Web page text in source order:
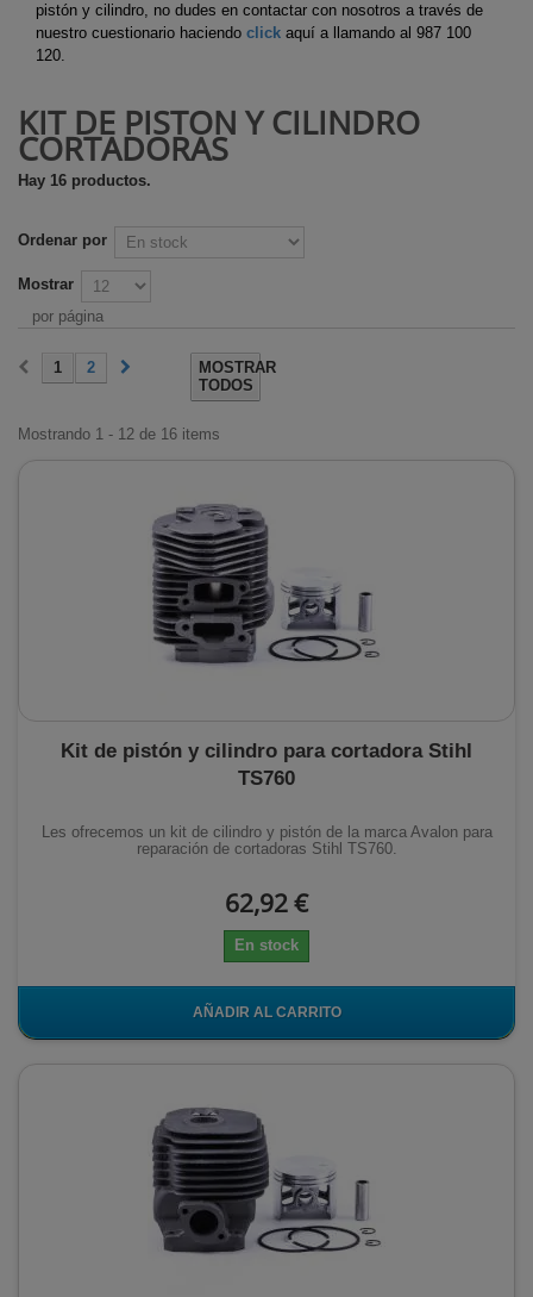
pistón y cilindro, no dudes en contactar con nosotros a través de
nuestro cuestionario haciendo click aquí a llamando al 987 100
120.
KIT DE PISTÓN Y CILINDRO
CORTADORAS
Hay 16 productos.
Ordenar por
Mostrar
por página
MOSTRAR
TODOS
1 2
Mostrando 1 - 12 de 16 items
Kit de pistón y cilindro para cortadora Stihl
TS760
Les ofrecemos un kit de cilindro y pistón de la marca Avalon para
reparación de cortadoras Stihl TS760.
62,92 €
En stock
AÑADIR AL CARRITO